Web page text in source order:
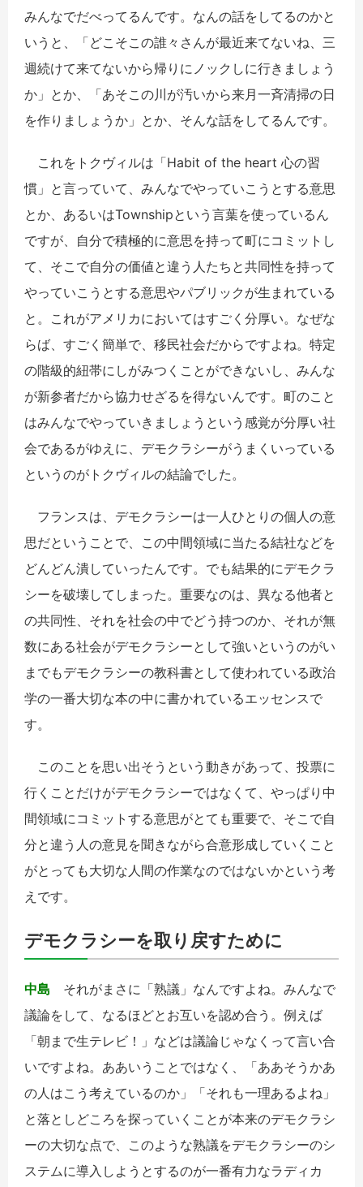
みんなでだべってるんです。なんの話をしてるのかと
いうと、「どこそこの誰々さんが最近来てないね、三
週続けて来てないから帰りにノックしに行きましょう
か」とか、「あそこの川が汚いから来月一斉清掃の日
を作りましょうか」とか、そんな話をしてるんです。
これをトクヴィルは「Habit of the heart 心の習
慣」と言っていて、みんなでやっていこうとする意思
とか、あるいはTownshipという言葉を使っているん
ですが、自分で積極的に意思を持って町にコミットし
て、そこで自分の価値と違う人たちと共同性を持って
やっていこうとする意思やパブリックが生まれている
と。これがアメリカにおいてはすごく分厚い。なぜな
らば、すごく簡単で、移民社会だからですよね。特定
の階級的紐帯にしがみつくことができないし、みんな
が新参者だから協力せざるを得ないんです。町のこと
はみんなでやっていきましょうという感覚が分厚い社
会であるがゆえに、デモクラシーがうまくいっている
というのがトクヴィルの結論でした。
フランスは、デモクラシーは一人ひとりの個人の意
思だということで、この中間領域に当たる結社などを
どんどん潰していったんです。でも結果的にデモクラ
シーを破壊してしまった。重要なのは、異なる他者と
の共同性、それを社会の中でどう持つのか、それが無
数にある社会がデモクラシーとして強いというのがい
までもデモクラシーの教科書として使われている政治
学の一番大切な本の中に書かれているエッセンスで
す。
このことを思い出そうという動きがあって、投票に
行くことだけがデモクラシーではなくて、やっぱり中
間領域にコミットする意思がとても重要で、そこで自
分と違う人の意見を聞きながら合意形成していくこと
がとっても大切な人間の作業なのではないかという考
えです。
デモクラシーを取り戻すために
中島 それがまさに「熟議」なんですよね。みんなで
議論をして、なるほどとお互いを認め合う。例えば
「朝まで生テレビ！」などは議論じゃなくって言い合
いですよね。ああいうことではなく、「ああそうかあ
の人はこう考えているのか」「それも一理あるよね」
と落としどころを探っていくことが本来のデモクラシ
ーの大切な点で、このような熟議をデモクラシーのシ
ステムに導入しようとするのが一番有力なラディカ